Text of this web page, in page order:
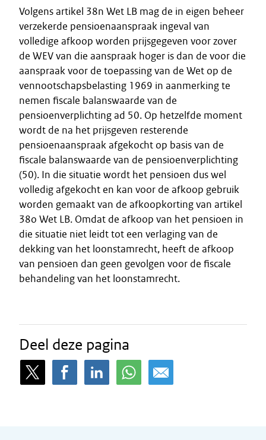
Volgens artikel 38n Wet LB mag de in eigen beheer
verzekerde pensioenaanspraak ingeval van
volledige afkoop worden prijsgegeven voor zover
de WEV van die aanspraak hoger is dan de voor die
aanspraak voor de toepassing van de Wet op de
vennootschapsbelasting 1969 in aanmerking te
nemen fiscale balanswaarde van de
pensioenverplichting ad 50. Op hetzelfde moment
wordt de na het prijsgeven resterende
pensioenaanspraak afgekocht op basis van de
fiscale balanswaarde van de pensioenverplichting
(50). In die situatie wordt het pensioen dus wel
volledig afgekocht en kan voor de afkoop gebruik
worden gemaakt van de afkoopkorting van artikel
38o Wet LB. Omdat de afkoop van het pensioen in
die situatie niet leidt tot een verlaging van de
dekking van het loonstamrecht, heeft de afkoop
van pensioen dan geen gevolgen voor de fiscale
behandeling van het loonstamrecht.
Deel deze pagina